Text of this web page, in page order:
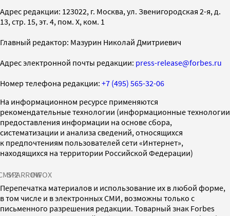
Адрес редакции: 123022, г. Москва, ул. Звенигородская 2-я, д.
13, стр. 15, эт. 4, пом. X, ком. 1
Главный редактор: Мазурин Николай Дмитриевич
Адрес электронной почты редакции: press-release@forbes.ru
Номер телефона редакции: +7 (495) 565-32-06
На информационном ресурсе применяются
рекомендательные технологии (информационные технологии
предоставления информации на основе сбора,
систематизации и анализа сведений, относящихся
к предпочтениям пользователей сети «Интернет»,
находящихся на территории Российской Федерации)
SPARROWINFOX
Перепечатка материалов и использование их в любой форме,
в том числе и в электронных СМИ, возможны только с
письменного разрешения редакции. Товарный знак Forbes